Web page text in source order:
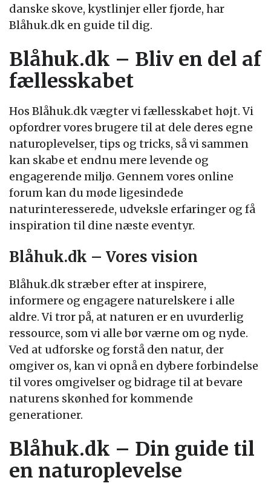
danske skove, kystlinjer eller fjorde, har
Blåhuk.dk en guide til dig.
Blåhuk.dk – Bliv en del af
fællesskabet
Hos Blåhuk.dk vægter vi fællesskabet højt. Vi
opfordrer vores brugere til at dele deres egne
naturoplevelser, tips og tricks, så vi sammen
kan skabe et endnu mere levende og
engagerende miljø. Gennem vores online
forum kan du møde ligesindede
naturinteresserede, udveksle erfaringer og få
inspiration til dine næste eventyr.
Blåhuk.dk – Vores vision
Blåhuk.dk stræber efter at inspirere,
informere og engagere naturelskere i alle
aldre. Vi tror på, at naturen er en uvurderlig
ressource, som vi alle bør værne om og nyde.
Ved at udforske og forstå den natur, der
omgiver os, kan vi opnå en dybere forbindelse
til vores omgivelser og bidrage til at bevare
naturens skønhed for kommende
generationer.
Blåhuk.dk – Din guide til
en naturoplevelse